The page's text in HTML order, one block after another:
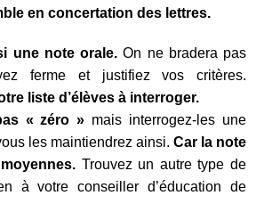
en concertation des lettres.
une note orale. On ne bradera pas
ferme et justifiez vos critères.
liste d’élèves à interroger.
« zéro » mais interrogez-les une
les maintiendrez ainsi. Car la note
Trouvez un autre type de
à votre conseiller d’éducation de